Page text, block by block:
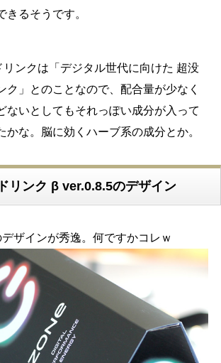
きるそうです。
ンクは「デジタル世代に向けた 超没
ク」とのことなので、配合量が少なく
ないとしてもそれっぽい成分が入って
かな。脳に効くハーブ系の成分とか。
リンク β ver.0.8.5のデザイン
ザインが秀逸。何ですかコレｗ